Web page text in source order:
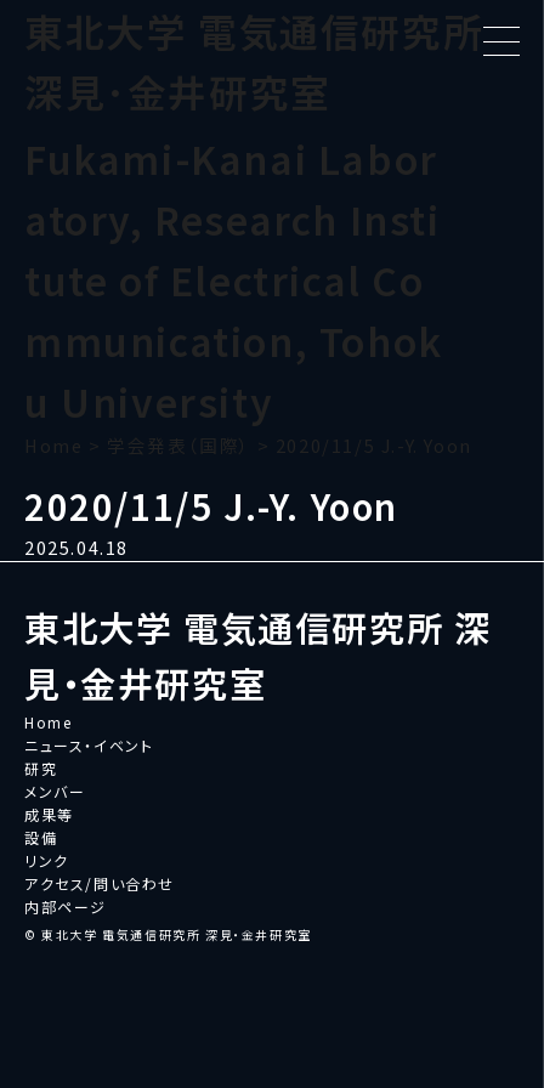
東北大学 電気通信研究所
深見･金井研究室
Fukami-Kanai Labor
atory, Research Insti
tute of Electrical Co
mmunication, Tohok
u University
Home > 学会発表（国際） > 2020/11/5 J.-Y. Yoon
2020/11/5 J.-Y. Yoon
2025.04.18
東北大学 電気通信研究所 深
見・金井研究室
Home
ニュース・イベント
研究
メンバー
成果等
設備
リンク
アクセス/問い合わせ
内部ページ
© 東北大学 電気通信研究所 深見・金井研究室